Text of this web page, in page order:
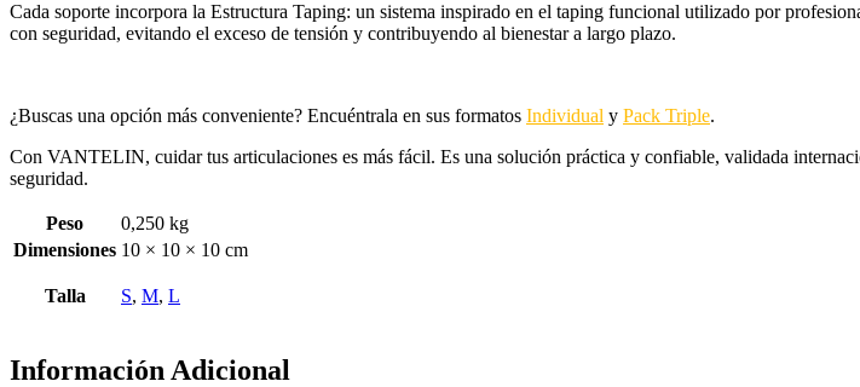
Cada soporte incorpora la Estructura Taping: un sistema inspirado en el taping funcional utilizado por
con seguridad, evitando el exceso de tensión y contribuyendo al bienestar a largo plazo.
¿Buscas una opción más conveniente? Encuéntrala en sus formatos Individual y Pack Triple.
Con VANTELIN, cuidar tus articulaciones es más fácil. Es una solución práctica y confiable, validada
seguridad.
Peso
0,250 kg
Dimensiones 10 × 10 × 10 cm
Talla S, M, L
Información Adicional